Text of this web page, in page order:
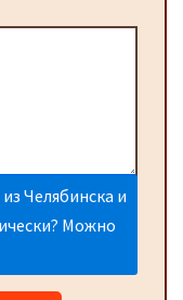
Челябинска и
Можно